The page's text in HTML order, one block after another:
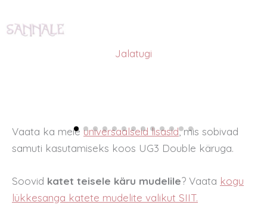
Jalatugi
Vaata ka meie universaalseid lisasid,mis sobivad
samuti kasutamiseks koos UG3 Double käruga.
Soovid katet teisele käru mudelile? Vaata kogu
lükkesanga katete mudelite valikut SIIT.